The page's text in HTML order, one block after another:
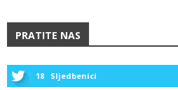
PRATITE NAS
18 Sljedbenici